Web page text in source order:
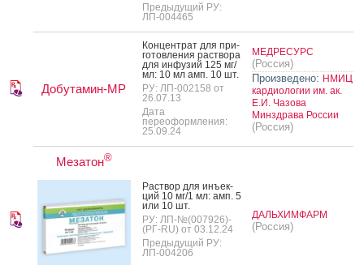
Предыдущий РУ:
ЛП-004465
Добутамин-МР
Кон­цен­трат для при­
готов­ле­ния рас­тво­ра
для ин­фу­зий 125 мг/
мл: 10 мл амп. 10 шт.
РУ: ЛП-002158 от
26.07.13
Дата
переоформления:
25.09.24
МЕДРЕСУРС
(Россия)
Произведено: НМИЦ
кардиологии им. ак.
Е.И. Чазова
Минздрава России
(Россия)
Мезатон®
Рас­твор для инъ­ек­
ций 10 мг/1 мл: амп. 5
или 10 шт.
РУ: ЛП-№(007926)-
(РГ-RU) от 03.12.24
Предыдущий РУ:
ЛП-004206
ДАЛЬХИМФАРМ
(Россия)